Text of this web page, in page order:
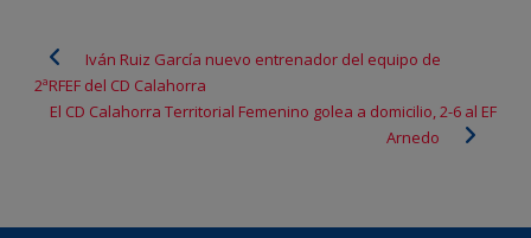
Iván Ruiz García nuevo entrenador del equipo de
2ªRFEF del CD Calahorra
El CD Calahorra Territorial Femenino golea a domicilio, 2-6 al EF
Arnedo